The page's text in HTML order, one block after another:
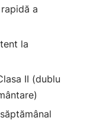
a
la
II (dublu